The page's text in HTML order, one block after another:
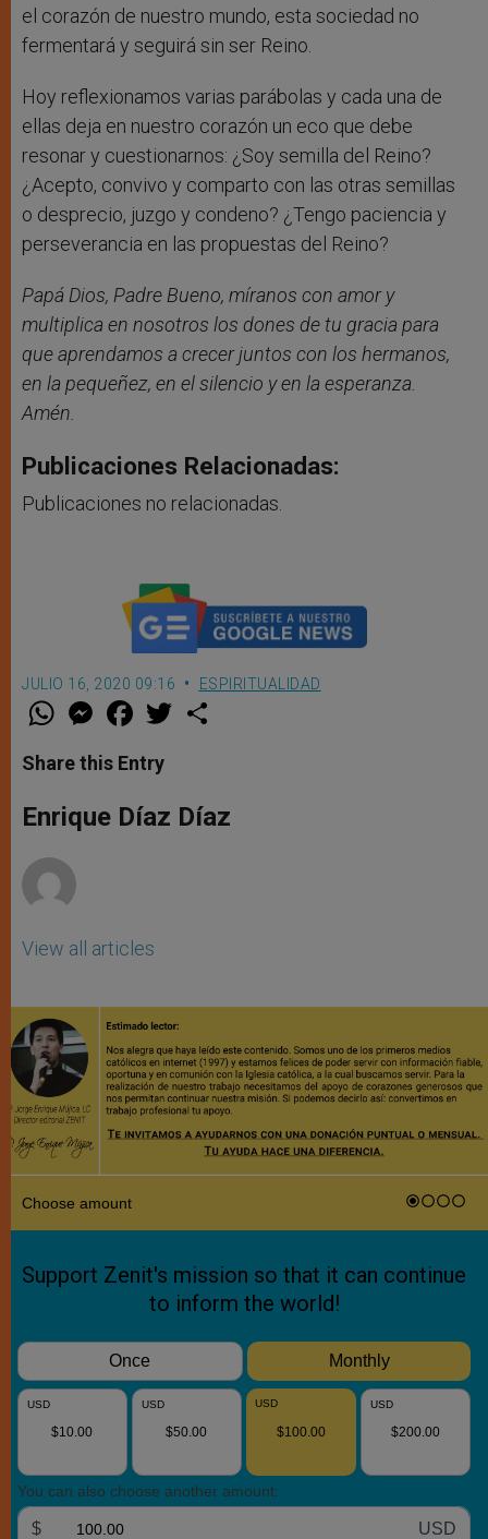
el corazón de nuestro mundo, esta sociedad no
fermentará y seguirá sin ser Reino.
Hoy reflexionamos varias parábolas y cada una de
ellas deja en nuestro corazón un eco que debe
resonar y cuestionarnos: ¿Soy semilla del Reino?
¿Acepto, convivo y comparto con las otras semillas
o desprecio, juzgo y condeno? ¿Tengo paciencia y
perseverancia en las propuestas del Reino?
Papá Dios, Padre Bueno, míranos con amor y
multiplica en nosotros los dones de tu gracia para
que aprendamos a crecer juntos con los hermanos,
en la pequeñez, en el silencio y en la esperanza.
Amén.
Publicaciones Relacionadas:
Publicaciones no relacionadas.
JULIO 16, 2020 09:16 ESPIRITUALIDAD
W
t
s
p
p
M
e
s
e
g
e
F
a
e
b
o
k
w
r
Share this Entry
Enrique Díaz Díaz
View all articles